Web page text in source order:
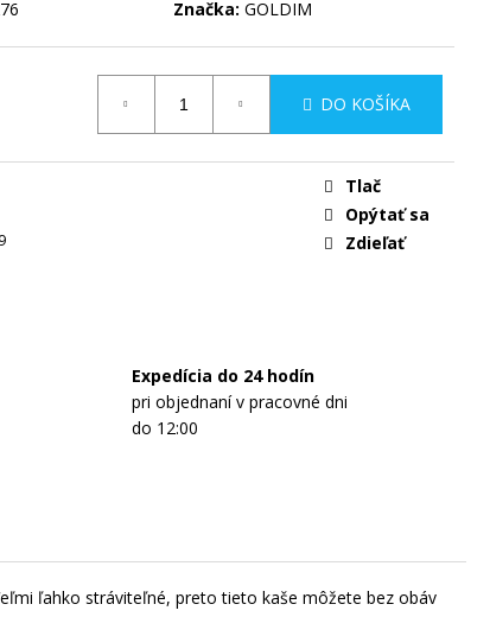
Značka: GOLDIM
DO KOŠÍKA
Tlač
Opýtať sa
Zdieľať
Expedícia do 24 hodín
pri objednaní v pracovné dni
do 12:00
ľahko stráviteľné, preto tieto kaše môžete bez obáv
NAŠE